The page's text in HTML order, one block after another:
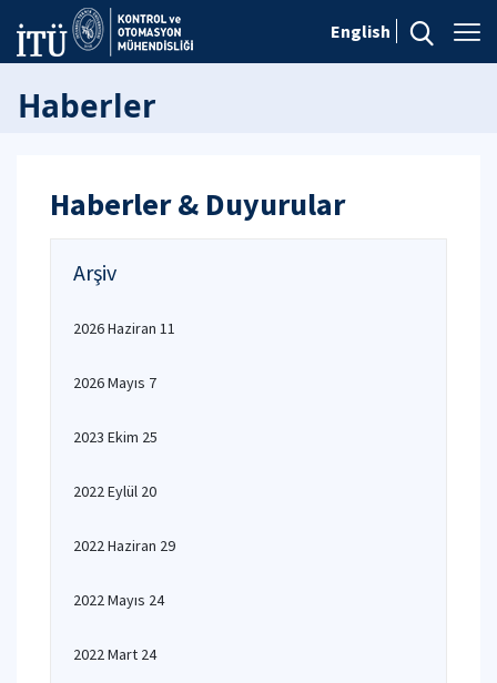
English
Haberler
Haberler & Duyurular
Arşiv
2026 Haziran 11
2026 Mayıs 7
2023 Ekim 25
2022 Eylül 20
2022 Haziran 29
2022 Mayıs 24
2022 Mart 24